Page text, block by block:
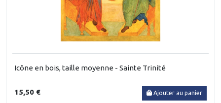
Icône en bois, taille moyenne - Sainte Trinité
15,50 € Ajouter au panier